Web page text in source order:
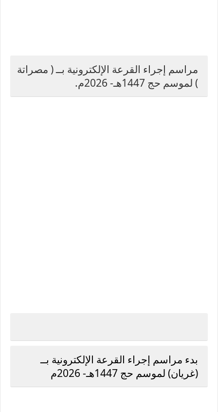
مراسم إجراء القرعة الإلكترونية بــ ( مصراتة
) لموسم حج 1447هـ- 2026م.
بدء مراسم إجراء القرعة الإلكترونية بــ
(غريان) لموسم حج 1447هـ- 2026م